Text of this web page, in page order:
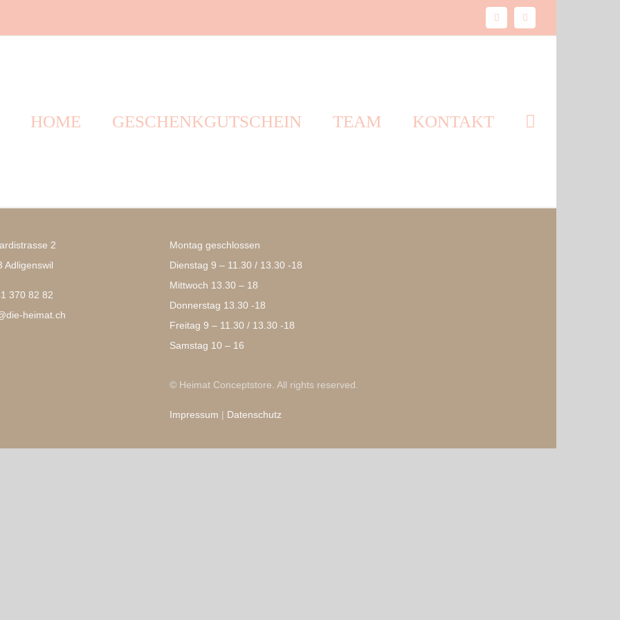
FacebookInstagram
HOME GESCHENKGUTSCHEIN TEAM KONTAKT
2
Adligenswil
370 82 82
heimat.ch
Montag geschlossen
Dienstag 9 – 11.30 / 13.30 -18
Mittwoch 13.30 – 18
Donnerstag 13.30 -18
Freitag 9 – 11.30 / 13.30 -18
Samstag 10 – 16
© Heimat Conceptstore. All rights reserved.
Impressum | Datenschutz